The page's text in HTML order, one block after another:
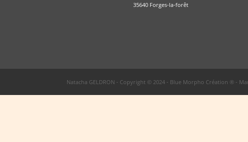
35640 Forges-la-forêt
Natacha GELDRON - Copyright © 2024 - Blue Morpho Création ® -